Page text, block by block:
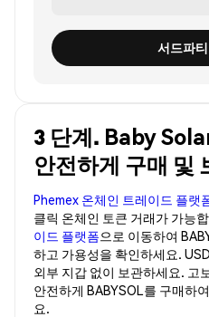
서드파
3 단계. Baby
안전하게 구매 및
Phemex 온체인 트레이드 플랫
클릭 온체인 토큰 거래가 가능
이드 플랫폼으로 이동하여
하고 가용성을 확인하세요.
외부 지갑 없이 보관하세요. 고
안전하게 BABYSOL를 구매하
요.